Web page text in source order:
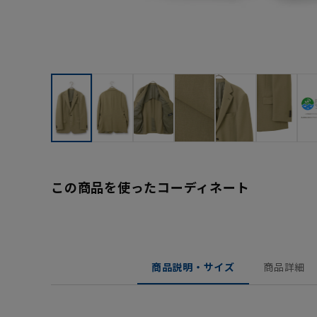
この商品を使ったコーディネート
商品説明・サイズ 商品詳細